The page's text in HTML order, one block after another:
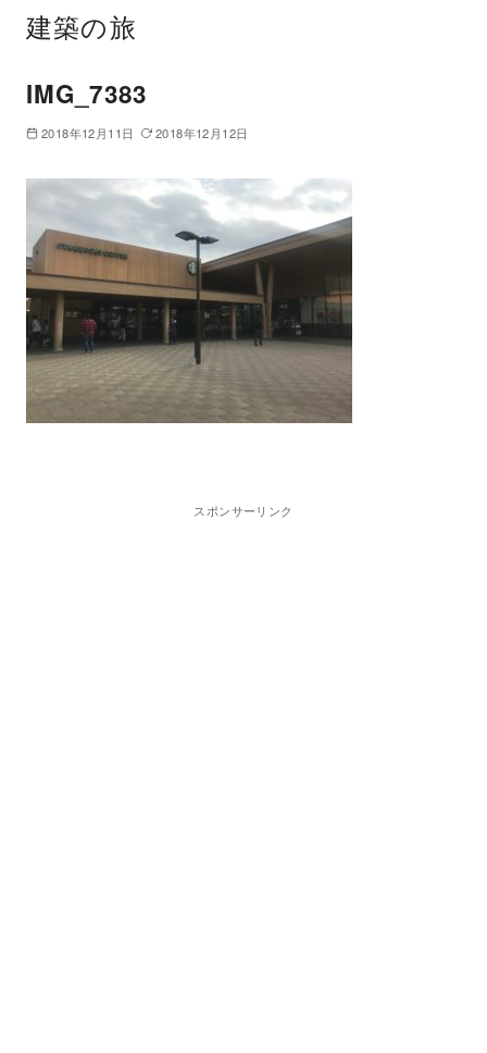
建築の旅
IMG_7383
2018年12月11日 2018年12月12日
スポンサーリンク